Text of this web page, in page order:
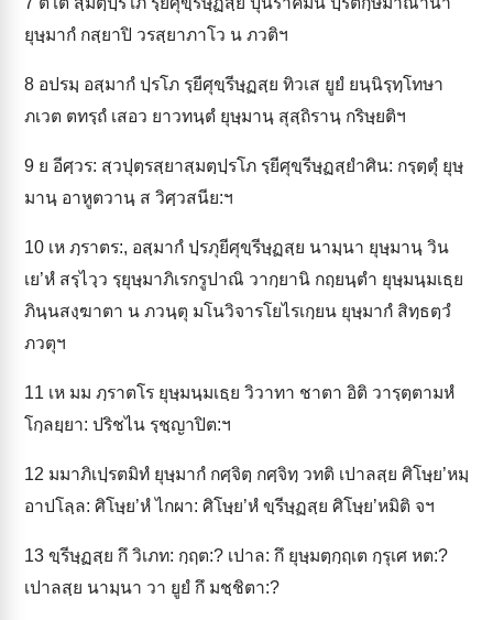
ยุษฺมากํ กสฺยาปิ วรสฺยาภาโว น ภวติฯ
8 อปรมฺ อสฺมากํ ปฺรโภ รฺยีศุขฺรีษฺฏสฺย ทิวเส ยูยํ ยนฺนิรฺทฺโทษา
ภเวต ตทรฺถํ เสอว ยาวทนฺตํ ยุษฺมานฺ สุสฺถิรานฺ กริษฺยติฯ
9 ย อีศฺวร: สฺวปุตฺรสฺยาสฺมตฺปฺรโภ รฺยีศุขฺรีษฺฏสฺยำศิน: กรฺตฺตุํ ยุษฺ
มานฺ อาหูตวานฺ ส วิศฺวสนีย:ฯ
10 เห ภฺราตร:, อสฺมากํ ปฺรภุยีศุขฺรีษฺฏสฺย นามฺนา ยุษฺมานฺ วิน
เย’หํ สรฺไวฺว รฺยุษฺมาภิเรกรูปาณิ วากฺยานิ กถฺยนฺตำ ยุษฺมนฺมเธฺย
ภินฺนสงฺฆาตา น ภวนฺตุ มโนวิจารโยไรเกฺยน ยุษฺมากํ สิทฺธตฺวํ
ภวตุฯ
11 เห มม ภฺราตโร ยุษฺมนฺมเธฺย วิวาทา ชาตา อิติ วารฺตฺตามหํ
โกฺลยฺยา: ปริชไน รฺชฺญาปิต:ฯ
12 มมาภิเปฺรตมิทํ ยุษฺมากํ กศฺจิตฺ กศฺจิทฺ วทติ เปาลสฺย ศิโษฺย’หมฺ
อาปโลฺล: ศิโษฺย’หํ ไกผา: ศิโษฺย’หํ ขฺรีษฺฏสฺย ศิโษฺย’หมิติ จฯ
13 ขฺรีษฺฏสฺย กึ วิเภท: กฺฤต:? เปาล: กึ ยุษฺมตฺกฺฤเต กฺรุเศ หต:?
เปาลสฺย นามฺนา วา ยูยํ กึ มชฺชิตา:?